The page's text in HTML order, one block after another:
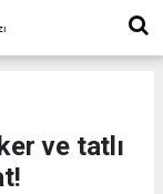
ve tatlı